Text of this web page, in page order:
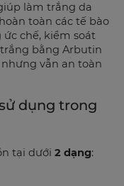
làm trắng da
toàn các tế bào
ức chế, kiểm soát
bằng Arbutin
vẫn an toàn
dụng trong
tại dưới 2 dạng: